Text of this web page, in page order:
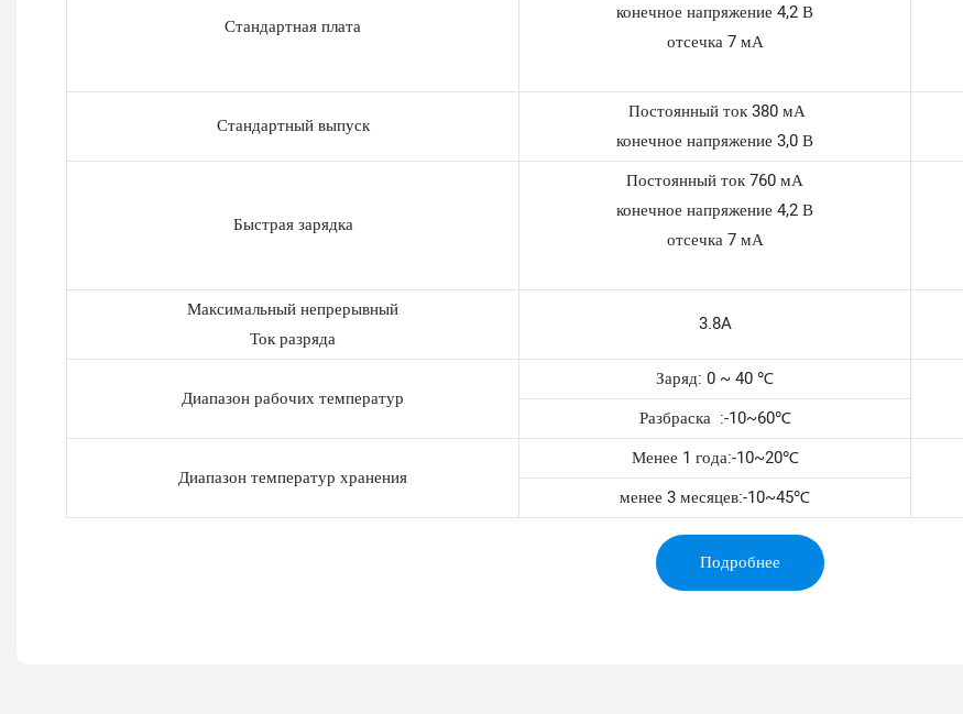
Стандартная плата
конечное напряжение 4,2 В
отсечка 7 мА
Стандартный выпуск
Постоянный ток 380 мА
конечное напряжение 3,0 В
Быстрая зарядка
Постоянный ток 760 мА
конечное напряжение 4,2 В
отсечка 7 мА
Максимальный непрерывный
Ток разряда
3.8A
Диапазон рабочих температур
Заряд: 0 ~ 40 ℃
Разбраска :-10~60℃
Диапазон температур хранения
Менее 1 года:-10~20℃
менее 3 месяцев:-10~45℃
Подробнее